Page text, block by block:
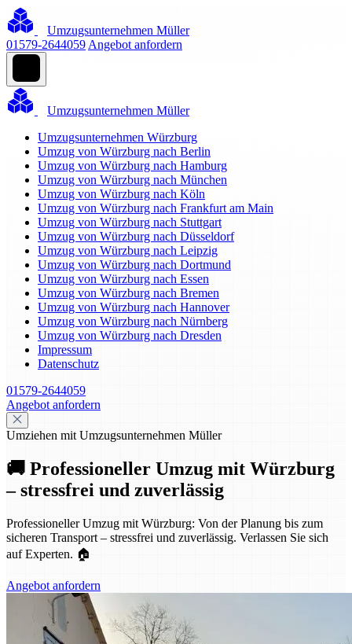
Umzugsunternehmen Müller
01579-2644059 Angebot anfordern
Umzugsunternehmen Müller
Umzugsunternehmen Würzburg
Umzug von Würzburg nach Berlin
Umzug von Würzburg nach Hamburg
Umzug von Würzburg nach München
Umzug von Würzburg nach Köln
Umzug von Würzburg nach Frankfurt am Main
Umzug von Würzburg nach Stuttgart
Umzug von Würzburg nach Düsseldorf
Umzug von Würzburg nach Leipzig
Umzug von Würzburg nach Dortmund
Umzug von Würzburg nach Essen
Umzug von Würzburg nach Bremen
Umzug von Würzburg nach Hannover
Umzug von Würzburg nach Nürnberg
Umzug von Würzburg nach Dresden
Impressum
Datenschutz
01579-2644059
Angebot anfordern
Umziehen mit Umzugsunternehmen Müller
🚚 Professioneller Umzug mit Würzburg
– stressfrei und zuverlässig
Professioneller Umzug mit Würzburg: Von der Planung bis zum
sicheren Transport – stressfrei und zuverlässig. Verlassen Sie sich
auf Experten. 🏠
Angebot anfordern